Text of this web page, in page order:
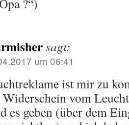
?“)
sagt:
um 06:41
ist mir zu
Widerschein vom
es geben (über dem